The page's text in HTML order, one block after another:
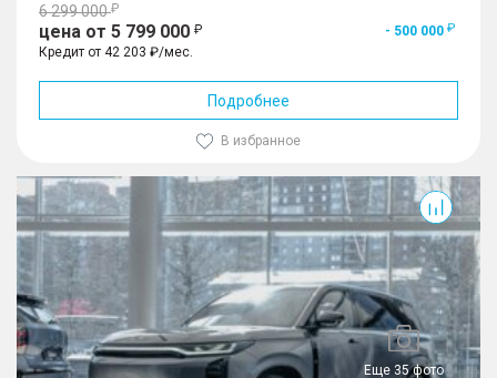
6 299 000
цена от 5 799 000
- 500 000
Кредит от 42 203 ₽/мес.
Подробнее
В избранное
Еще 35 фото
S7